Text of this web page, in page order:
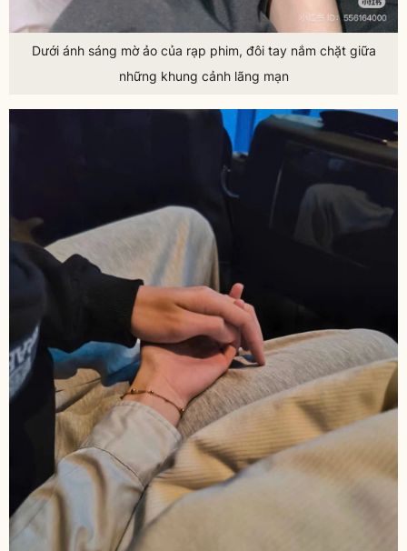
Dưới ánh sáng mờ ảo của rạp phim, đôi tay nắm chặt giữa
những khung cảnh lãng mạn